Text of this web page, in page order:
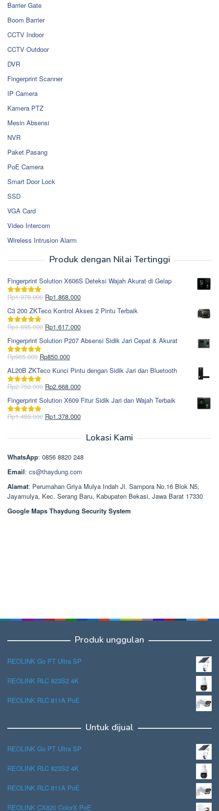
Barrier Gate
Boom Barrier
CCTV Indoor
CCTV Outdoor
DVR
Fingerprint Scanner
IP Camera
Kamera PTZ
Mesin Absensi
NVR
Paket Pasang
PoE Camera
Smart Door Lock
SSD
VGA Card
Video Intercom
Wireless Intrusion Alarm
Produk dengan Nilai Tertinggi
Fingerprint Solution X606S Deteksi Wajah Akurat di Gelap
Dinilai5.00
Rp1.978.000 Harga
aslinya
adalah:
Rp1.978.000.
Rp1.868.000Harga
saat
ini
adalah:
C3 200 ZKTeco Kontrol Akses 2 Pintu Terbaik
Dinilai5.00
Rp1.695.000 Harga
aslinya
adalah:
Rp1.695.000.
Rp1.617.000Harga
saat
ini
Fingerprint Solution P207 Absensi Sidik Jari Cepat & Akurat
Dinilai5.00
Rp965.000 Harga
aslinya
adalah:
Rp965.000.
Rp850.000Harga
saat
ini
adalah:
AL20B ZKTeco Kunci Pintu dengan Sidik Jari dan Bluetooth
Dinilai5.00
Rp2.750.000 Harga
aslinya
adalah:
Rp2.750.000.
Rp2.668.000Harga
saat
ini
adalah:
Fingerprint Solution X609 Fitur Sidik Jari dan Wajah Terbaik
Dinilai5.00
Rp1.489.000 Harga
Rp1.378.000Harga
Rp1.378.000.
Lokasi Kami
WhatsApp: 0856 8820 248
Email: cs@thaydung.com
Alamat: Perumahan Griya Mulya Indah Jl. Sampora No.16 Blok N5,
Jayamulya, Kec. Serang Baru, Kabupaten Bekasi, Jawa Barat 17330
Google Maps Thaydung Security System
Produk unggulan
REOLINK Go PT Ultra SP
REOLINK RLC 823S2 4K
REOLINK RLC 811A PoE
Untuk dijual
REOLINK Go PT Ultra SP
REOLINK RLC 823S2 4K
REOLINK RLC 811A PoE
REOLINK CX820 ColorX PoE